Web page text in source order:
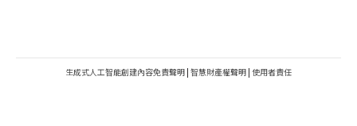
生成式人工智能創建內容免責聲明 | 智慧財產權聲明 | 使用者責任